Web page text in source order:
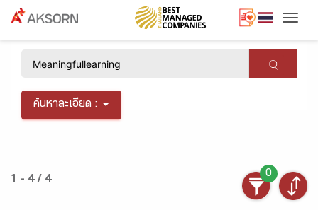
ค้นหาละเอียด :
1 - 4 / 4
0